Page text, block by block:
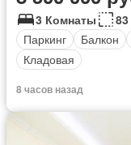
3 Комнаты
Паркинг
Балкон
Кладовая
8 часов назад